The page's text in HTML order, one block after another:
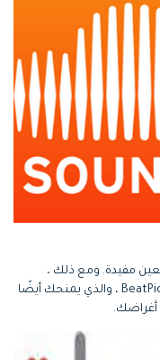
مفيدة. ومع ذلك ،
ستحب تصميم مشغل الموسيقى الخاص بـ BeatPick ، والذي يمنحك أيضًا
أغراضك.